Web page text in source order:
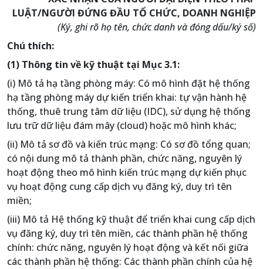
LUẬT/NGƯỜI ĐỨNG ĐẦU TỔ CHỨC, DOANH NGHIỆP
(Ký, ghi rõ họ tên, chức danh và đóng dấu/ký số)
Chú thích:
(1) Thông tin về kỹ thuật tại Mục 3.1:
(i) Mô tả hạ tầng phòng máy: Có mô hình đặt hệ thống
hạ tầng phòng máy dự kiến triển khai: tự vận hành hệ
thống, thuê trung tâm dữ liệu (IDC), sử dụng hệ thống
lưu trữ dữ liệu đám mây (cloud) hoặc mô hình khác;
(ii) Mô tả sơ đồ và kiến trúc mạng: Có sơ đồ tổng quan;
có nội dung mô tả thành phần, chức năng, nguyên lý
hoạt động theo mô hình kiến trúc mạng dự kiến phục
vụ hoạt động cung cấp dịch vụ đăng ký, duy trì tên
miền;
(iii) Mô tả Hệ thống kỹ thuật để triển khai cung cấp dịch
vụ đăng ký, duy trì tên miền, các thành phần hệ thống
chính: chức năng, nguyên lý hoạt động và kết nối giữa
các thành phần hệ thống: Các thành phần chính của hệ